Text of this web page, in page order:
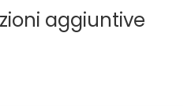
aggiuntive